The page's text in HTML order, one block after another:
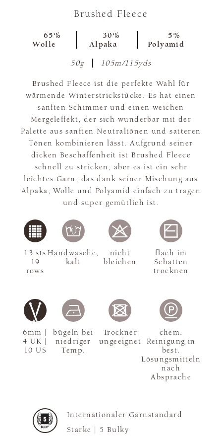
Brushed Fleece
65%
Wolle
30%
Alpaka
5%
Polyamid
50g 105m/115yds
Brushed Fleece ist die perfekte Wahl für
wärmende Winterstrickstücke. Es hat einen
sanften Schimmer und einen weichen
Mergeleffekt, der sich wunderbar mit der
Palette aus sanften Neutraltönen und satteren
Tönen kombinieren lässt. Aufgrund seiner
dicken Beschaffenheit ist Brushed Fleece
schnell zu stricken, aber es ist ein sehr
leichtes Garn, das dank seiner Mischung aus
Alpaka, Wolle und Polyamid einfach zu tragen
und super gemütlich ist.
6mm |
4 UK |
10 US
13 sts
19
rows
Handwäsche,
kalt
nicht
bleichen
flach im
Schatten
trocknen
bügeln bei
niedriger
Temp.
Trockner
ungeeignet
chem.
Reinigung in
best.
Lösungsmitteln
nach
Absprache
Internationaler Garnstandard
Stärke | 5 Bulky